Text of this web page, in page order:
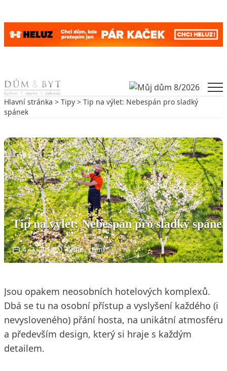
Skip to content
Hlavní stránka > Tipy > Tip na výlet: Nebespán pro sladký
spánek
TIPY
Tip na výlet: Nebespán pro sladký
4. 7. 2018 4 min. čtení
Jsou opakem neosobních hotelových komplexů.
Dbá se tu na osobní přístup a vyslyšení každého (i
nevysloveného) přání hosta, na unikátní atmosféru
a především design, který si hraje s každým
detailem.